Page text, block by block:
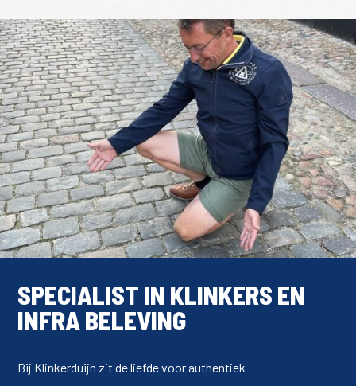
SPECIALIST IN KLINKERS EN
INFRA BELEVING
Bij Klinkerduijn zit de liefde voor authentiek